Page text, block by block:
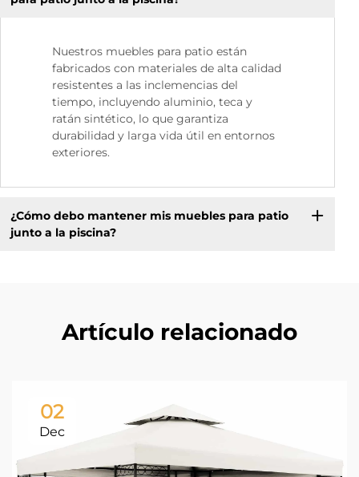
Nuestros muebles para patio están
fabricados con materiales de alta calidad
resistentes a las inclemencias del
tiempo, incluyendo aluminio, teca y
ratán sintético, lo que garantiza
durabilidad y larga vida útil en entornos
exteriores.
¿Cómo debo mantener mis muebles para patio
junto a la piscina?
Artículo relacionado
02
Dec